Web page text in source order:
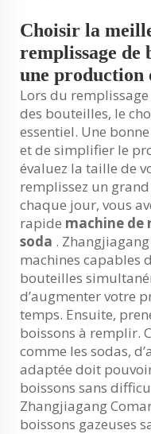
Choisir la
remplissage de
une production
Lors du
des bouteilles, le
essentiel. Une
et de simplifier le
évaluez la taille de
remplissez un
chaque jour, vous
rapide machine de
soda .
machines capables
bouteilles
d’augmenter votre
temps. Ensuite,
boissons à remplir.
comme les sodas,
adaptée doit
boissons sans
Zhangjiagang
boissons gazeuses